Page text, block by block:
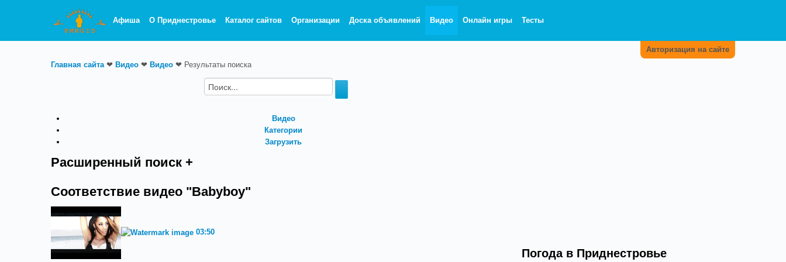
Афиша О Приднестровье Каталог сайтов Организации Доска объявлений Видео Онлайн игры Тесты
Авторизация на сайте
Главная сайта❤ Видео ❤ Видео ❤ Результаты поиска
Видео
Категории
Загрузить
Расширенный поиск +
Соответствие видео "Babyboy"
03:50
Погода в Приднестровье